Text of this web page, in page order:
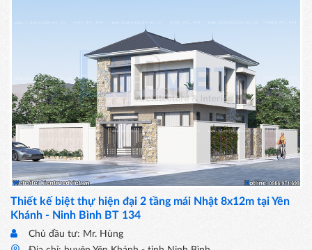
Thiết kế biệt thự hiện đại 2 tầng mái Nhật 8x12m tại Yên
Khánh - Ninh Bình BT 134
Chủ đầu tư: Mr. Hùng